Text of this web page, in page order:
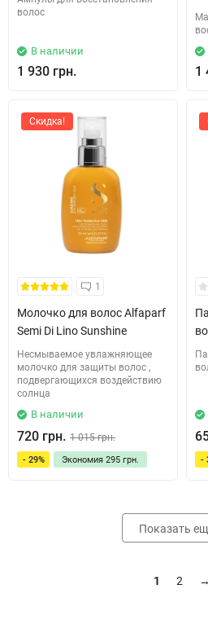
волос
В наличии
1 930 грн. 1
Скидка!
1
Молочко для волос Alfaparf
Semi Di Lino Sunshine
Несмываемое увлажняющее
молочко для защиты волос ,
подвергающихся воздействию
солнца
В наличии
720 грн. 1 015 грн.
- 29% Экономия 295 грн. -
Показать
1 2 →